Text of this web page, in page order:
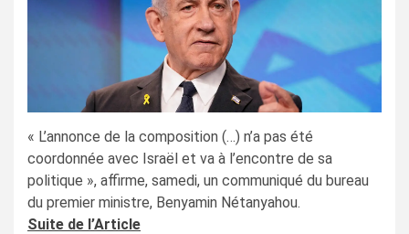
« L’annonce de la composition (…) n’a pas été
coordonnée avec Israël et va à l’encontre de sa
politique », affirme, samedi, un communiqué du bureau
du premier ministre, Benyamin Nétanyahou.
Suite de l’Article